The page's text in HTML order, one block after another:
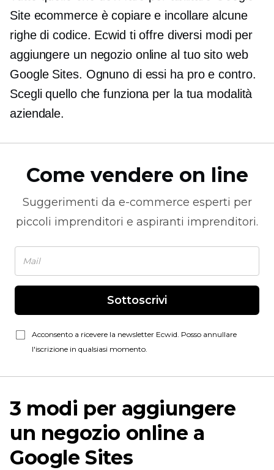
Site ecommerce è copiare e incollare alcune
righe di codice. Ecwid ti offre diversi modi per
aggiungere un negozio online al tuo sito web
Google Sites. Ognuno di essi ha pro e contro.
Scegli quello che funziona per la tua modalità
aziendale.
Come vendere on line
Suggerimenti da e-commerce esperti per
piccoli imprenditori e aspiranti imprenditori.
Sottoscrivi
Acconsento a ricevere la newsletter Ecwid. Posso annullare
l'iscrizione in qualsiasi momento.
3 modi per aggiungere
un negozio online a
Google Sites